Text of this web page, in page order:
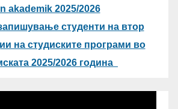
akademik 2025/2026
студенти на втор
на студиските програми во
2025/2026 година